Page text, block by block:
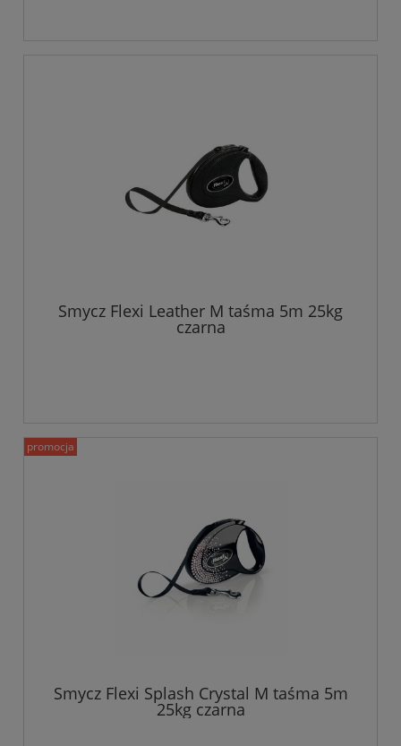
Smycz Flexi Leather M taśma 5m 25kg
czarna
Smycz Flexi Splash Crystal M taśma 5m
25kg czarna
promocja